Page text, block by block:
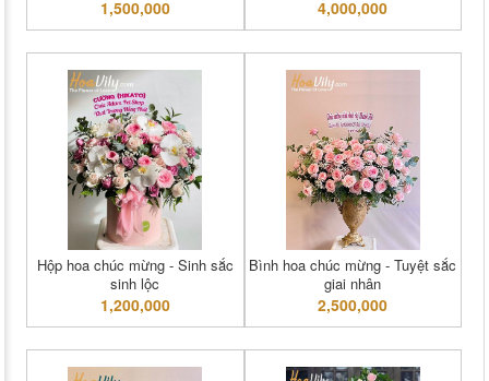
1,500,000 4,000,000
Hộp hoa chúc mừng - Sinh sắc
sinh lộc
1,200,000
Bình hoa chúc mừng - Tuyệt sắc
giai nhân
2,500,000